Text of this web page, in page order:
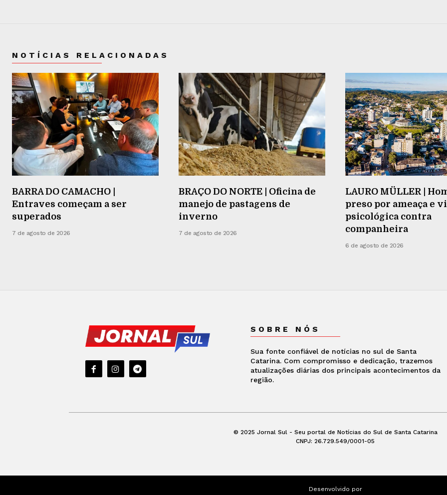
NOTÍCIAS RELACIONADAS
BARRA DO CAMACHO |
Entraves começam a ser
superados
7 de agosto de 2026
BRAÇO DO NORTE | Oficina de
manejo de pastagens de
inverno
7 de agosto de 2026
LAURO MÜLLER |
preso por ameaça e
psicológica contra
companheira
6 de agosto de 2026
SOBRE NÓS
Sua fonte confiável de notícias no sul de Santa
Catarina. Com compromisso e dedicação, trazemos
atualizações diárias dos principais acontecimentos da
região.
© 2025 Jornal Sul - Seu portal de Notícias do Sul de Santa Catarina
CNPJ: 26.729.549/0001-05
Desenvolvido por